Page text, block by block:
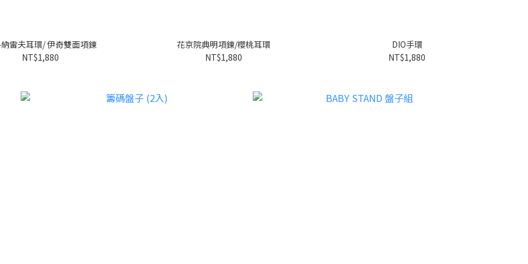
雷夫耳環/ 伊奇雙面項鍊
NT$1,880
花京院典明項鍊/櫻桃耳環
NT$1,880
DIO手環
NT$1,880